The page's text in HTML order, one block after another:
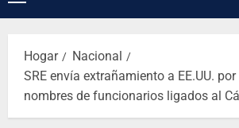
Hogar
Nacional
SRE envía extrañamiento a EE.UU.
nombres de funcionarios ligados al